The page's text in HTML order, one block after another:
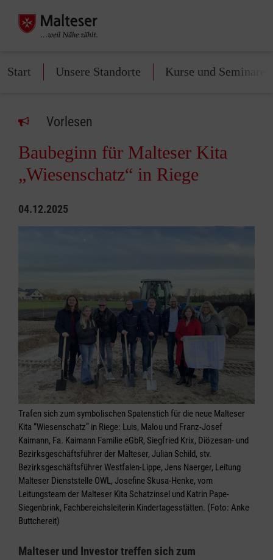
Start Unsere Standorte Kurse und Seminare
Vorlesen
Baubeginn für Malteser Kita
„Wiesenschatz“ in Riege
04.12.2025
Trafen sich zum symbolischen Spatenstich für die neue Malteser
Kita “Wiesenschatz” in Riege: Luis, Malou und Franz-Josef
Kaimann, Fa. Kaimann Familie eGbR, Siegfried Krix, Diözesan- und
Bezirksgeschäftsführer der Malteser, Julian Schild, stv.
Bezirksgeschäftsführer Westfalen-Lippe, Jens Naerger, Leitung
Malteser Dienststelle OWL, Josefine Skusa-Henke, vom
Leitungsteam der Malteser Kita Schatzinsel und Katrin Pape-
Siegenbrink, Fachbereichsleiterin Kindertagesstätten. (Foto: Anke
Buttchereit)
Malteser und Investor treffen sich zum